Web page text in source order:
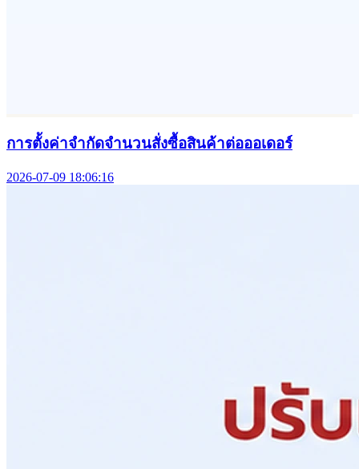
การตั้งค่าจำกัดจำนวนสั่งซื้อสินค้าต่อออเดอร์
2026-07-09 18:06:16